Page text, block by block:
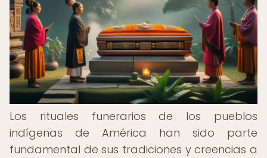
Los rituales funerarios de los pueblos
indígenas de América han sido parte
fundamental de sus tradiciones y creencias a